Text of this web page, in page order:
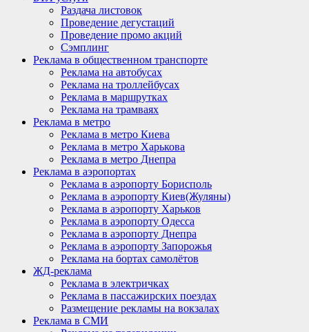
Раздача листовок
Проведение дегустаций
Проведение промо акций
Сэмплинг
Реклама в общественном транспорте
Реклама на автобусах
Реклама на троллейбусах
Реклама в маршрутках
Реклама на трамваях
Реклама в метро
Реклама в метро Киева
Реклама в метро Харькова
Реклама в метро Днепра
Реклама в аэропортах
Реклама в аэропорту Борисполь
Реклама в аэропорту Киев(Жуляны)
Реклама в аэропорту Харьков
Реклама в аэропорту Одесса
Реклама в аэропорту Днепра
Реклама в аэропорту Запорожья
Реклама на бортах самолётов
ЖД-реклама
Реклама в электричках
Реклама в пассажирских поездах
Размещение рекламы на вокзалах
Реклама в СМИ